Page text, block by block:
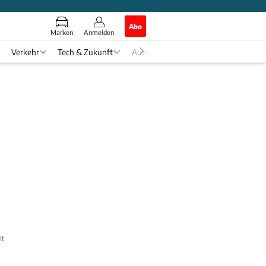
Marken Anmelden
Abo
Verkehr Tech & Zukunft Auto-Horoskop